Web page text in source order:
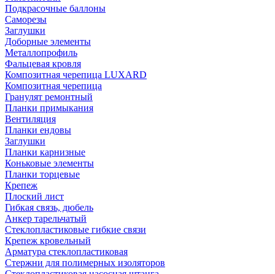
Подкрасочные баллоны
Саморезы
Заглушки
Доборные элементы
Металлопрофиль
Фальцевая кровля
Композитная черепица LUXARD
Композитная черепица
Гранулят ремонтный
Планки примыкания
Вентиляция
Планки ендовы
Заглушки
Планки карнизные
Коньковые элементы
Планки торцевые
Крепеж
Плоский лист
Гибкая связь, дюбель
Анкер тарельчатый
Стеклопластиковые гибкие связи
Крепеж кровельный
Арматура стеклопластиковая
Стержни для полимерных изоляторов